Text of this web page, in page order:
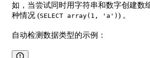
如，当尝试同时用字符串和数字创建数
种情况 (SELECT array(1, 'a') ) 。
自动检测数据类型的示例：